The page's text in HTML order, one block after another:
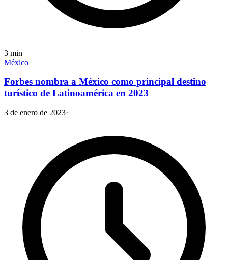
3 min
México
Forbes nombra a México como principal destino
turístico de Latinoamérica en 2023
3 de enero de 2023·